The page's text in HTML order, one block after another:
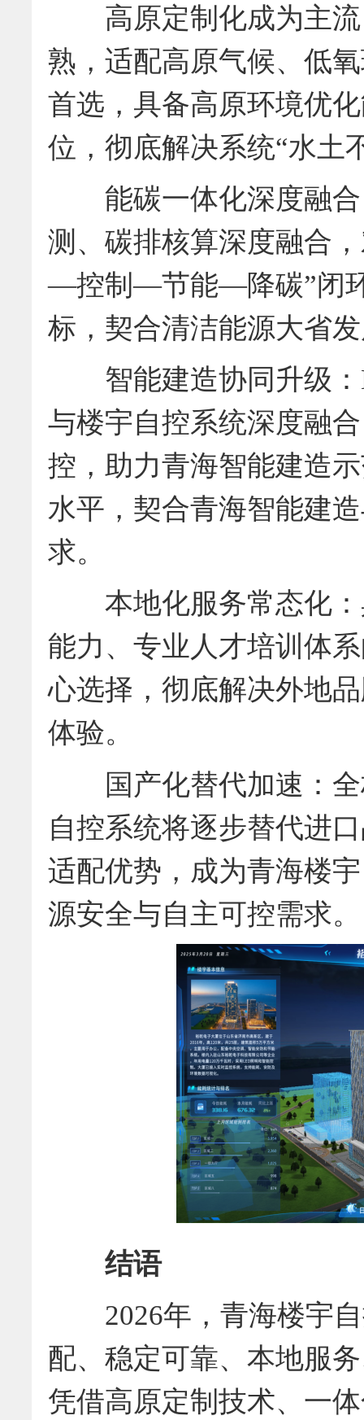
高原定制化成为主流
熟，适配高原气候、低
首选，具备高原环境优
位，彻底解决系统“水土
能碳一体化深度融合
测、碳排核算深度融合
—控制—节能—降碳”闭
标，契合清洁能源大省
智能建造协同升级：
与楼宇自控系统深度融
控，助力青海智能建造
水平，契合青海智能建
求。
本地化服务常态化：
能力、专业人才培训体
心选择，彻底解决外地
体验。
国产化替代加速：全
自控系统将逐步替代进
适配优势，成为青海楼
源安全与自主可控需求。
结语
2026年，青海楼宇自
配、稳定可靠、本地服
凭借高原定制技术、一